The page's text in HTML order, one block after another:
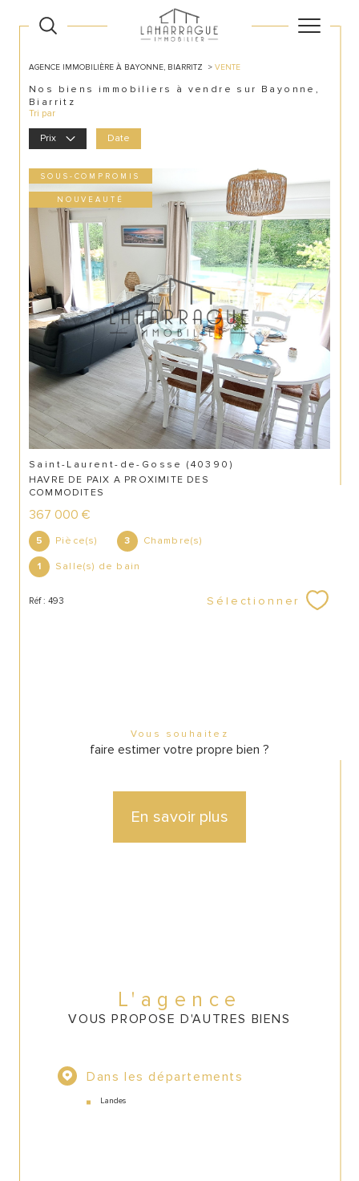
AGENCE IMMOBILIÈRE À BAYONNE, BIARRITZ VENTE
Nos biens immobiliers à vendre sur Bayonne,
Biarritz
Tri par
Prix Date
SOUS-COMPROMIS
NOUVEAUTÉ
Saint-Laurent-de-Gosse (40390)
HAVRE DE PAIX A PROXIMITE DES
COMMODITES
367 000 €
5 Pièce(s) 3 Chambre(s)
1 Salle(s) de bain
Réf : 493 Sélectionner
Vous souhaitez
faire estimer votre propre bien ?
En savoir plus
L'agence
VOUS PROPOSE D'AUTRES BIENS
Dans les départements
Landes